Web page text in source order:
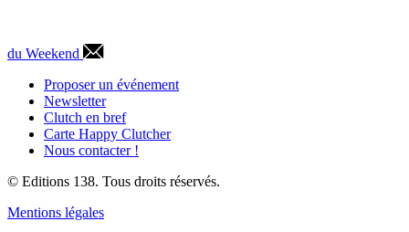
du Weekend
Proposer un événement
Newsletter
Clutch en bref
Carte Happy Clutcher
Nous contacter !
© Editions 138. Tous droits réservés.
Mentions légales